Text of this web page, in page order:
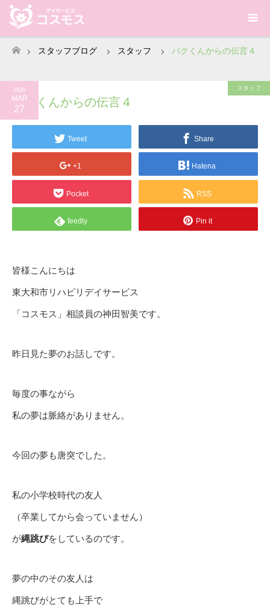
ホーム
スタッフブログ スタッフ バクくんからの伝言４
2020
MAR
27
スタッフ
バクくんからの伝言４
Tweet Share
+1 Hatena
Pocket RSS
feedly Pin it
皆様こんにちは
東大和市リハビリデイサービス
「コスモス」相談員の神田智美です。
昨日見た夢のお話しです。
毎度の事ながら
私の夢は脈絡がありません。
今回の夢も唐突でした。
私の小学校時代の友人
（卒業してから会っていません）
が縄跳びをしているのです。
夢の中のその友人は
縄跳びがとても上手で